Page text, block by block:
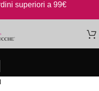
superiori a 99€